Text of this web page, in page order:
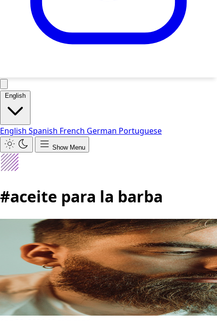
English
English Spanish French German Portuguese
Show Menu
#aceite para la barba